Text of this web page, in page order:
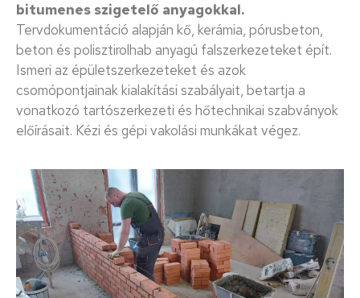
bitumenes szigetelő anyagokkal.
Tervdokumentáció alapján kő, kerámia, pórusbeton,
beton és polisztirolhab anyagú falszerkezeteket épít.
Ismeri az épületszerkezeteket és azok
csomópontjainak kialakítási szabályait, betartja a
vonatkozó tartószerkezeti és hőtechnikai szabványok
előírásait. Kézi és gépi vakolási munkákat végez.